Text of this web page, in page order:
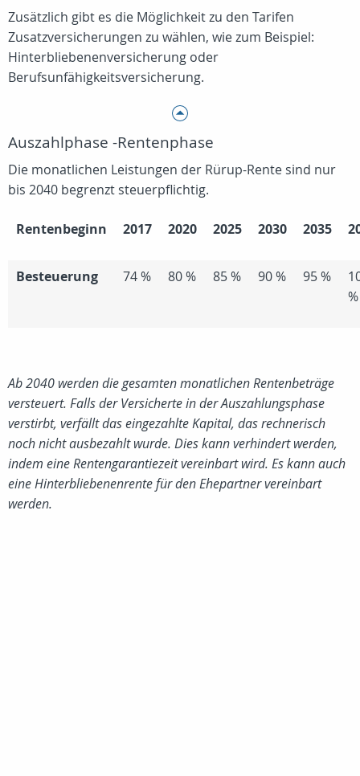
Zusätzlich gibt es die Möglichkeit zu den Tarifen
Zusatzversicherungen zu wählen, wie zum Beispiel:
Hinterbliebenenversicherung oder
Berufsunfähigkeitsversicherung.
Auszahlphase -Rentenphase
Die monatlichen Leistungen der Rürup-Rente sind nur
bis 2040 begrenzt steuerpflichtig.
Rentenbeginn 2017 2020 2025 2030 2035
Besteuerung 74 % 80 % 85 % 90 % 95 %
%
Ab 2040 werden die gesamten monatlichen Rentenbeträge
versteuert. Falls der Versicherte in der Auszahlungsphase
verstirbt, verfällt das eingezahlte Kapital, das rechnerisch
noch nicht ausbezahlt wurde. Dies kann verhindert werden,
indem eine Rentengarantiezeit vereinbart wird. Es kann auch
eine Hinterbliebenenrente für den Ehepartner vereinbart
werden.